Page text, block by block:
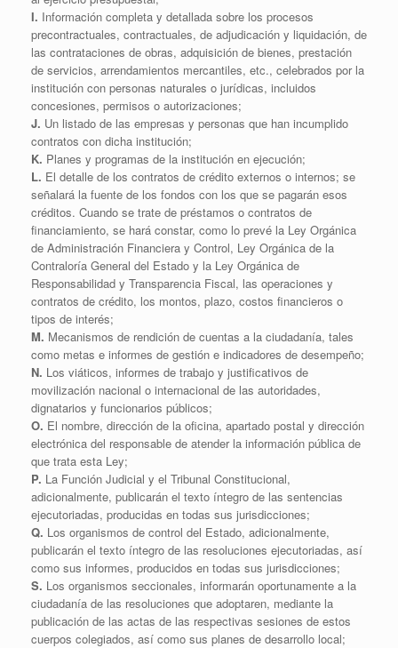
I. Información completa y detallada sobre los procesos
precontractuales, contractuales, de adjudicación y liquidación, de
las contrataciones de obras, adquisición de bienes, prestación
de servicios, arrendamientos mercantiles, etc., celebrados por la
institución con personas naturales o jurídicas, incluidos
concesiones, permisos o autorizaciones;
J. Un listado de las empresas y personas que han incumplido
contratos con dicha institución;
K. Planes y programas de la institución en ejecución;
L. El detalle de los contratos de crédito externos o internos; se
señalará la fuente de los fondos con los que se pagarán esos
créditos. Cuando se trate de préstamos o contratos de
financiamiento, se hará constar, como lo prevé la Ley Orgánica
de Administración Financiera y Control, Ley Orgánica de la
Contraloría General del Estado y la Ley Orgánica de
Responsabilidad y Transparencia Fiscal, las operaciones y
contratos de crédito, los montos, plazo, costos financieros o
tipos de interés;
M. Mecanismos de rendición de cuentas a la ciudadanía, tales
como metas e informes de gestión e indicadores de desempeño;
N. Los viáticos, informes de trabajo y justificativos de
movilización nacional o internacional de las autoridades,
dignatarios y funcionarios públicos;
O. El nombre, dirección de la oficina, apartado postal y dirección
electrónica del responsable de atender la información pública de
que trata esta Ley;
P. La Función Judicial y el Tribunal Constitucional,
adicionalmente, publicarán el texto íntegro de las sentencias
ejecutoriadas, producidas en todas sus jurisdicciones;
Q. Los organismos de control del Estado, adicionalmente,
publicarán el texto íntegro de las resoluciones ejecutoriadas, así
como sus informes, producidos en todas sus jurisdicciones;
S. Los organismos seccionales, informarán oportunamente a la
ciudadanía de las resoluciones que adoptaren, mediante la
publicación de las actas de las respectivas sesiones de estos
cuerpos colegiados, así como sus planes de desarrollo local;